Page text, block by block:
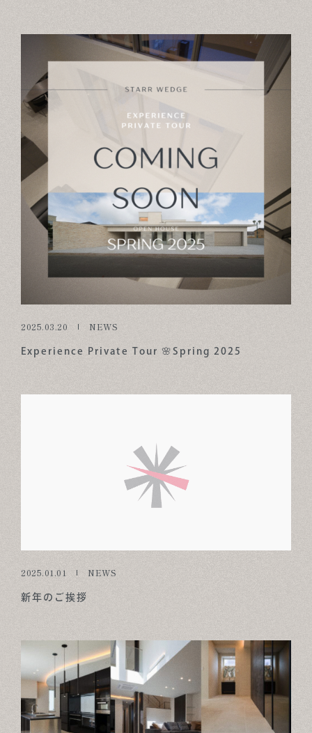
2025.03.20 NEWS
Experience Private Tour 🌸Spring 2025
2025.01.01 NEWS
新年のご挨拶